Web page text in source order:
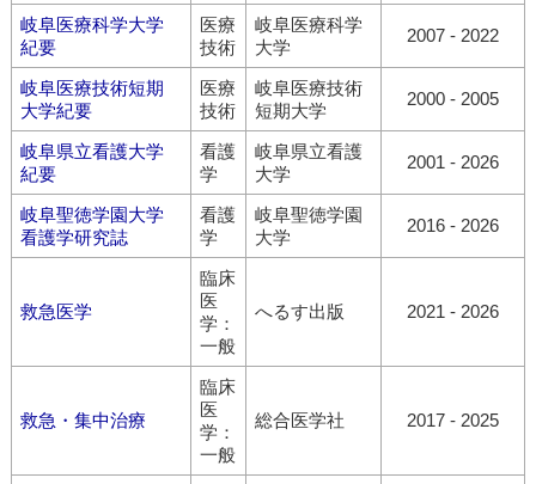
岐阜医療科学大学
紀要
医療
技術
岐阜医療科学
大学
2007 - 2022
岐阜医療技術短期
大学紀要
医療
技術
岐阜医療技術
短期大学
2000 - 2005
岐阜県立看護大学
紀要
看護
学
岐阜県立看護
大学
2001 - 2026
岐阜聖徳学園大学
看護学研究誌
看護
学
岐阜聖徳学園
大学
2016 - 2026
救急医学
臨床
医
学：
一般
へるす出版 2021 - 2026
救急・集中治療
臨床
医
学：
一般
総合医学社 2017 - 2025